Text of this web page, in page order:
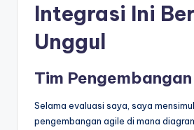
Integrasi Ini
Unggul
Tim
Selama evaluasi saya, saya
pengembangan agile di mana